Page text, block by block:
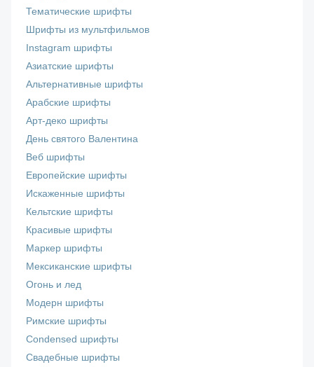
Тематические шрифты
Шрифты из мультфильмов
Instagram шрифты
Азиатские шрифты
Альтернативные шрифты
Арабские шрифты
Арт-деко шрифты
День святого Валентина
Веб шрифты
Европейские шрифты
Искаженные шрифты
Кельтские шрифты
Красивые шрифты
Маркер шрифты
Мексиканские шрифты
Огонь и лед
Модерн шрифты
Римские шрифты
Сondensed шрифты
Свадебные шрифты